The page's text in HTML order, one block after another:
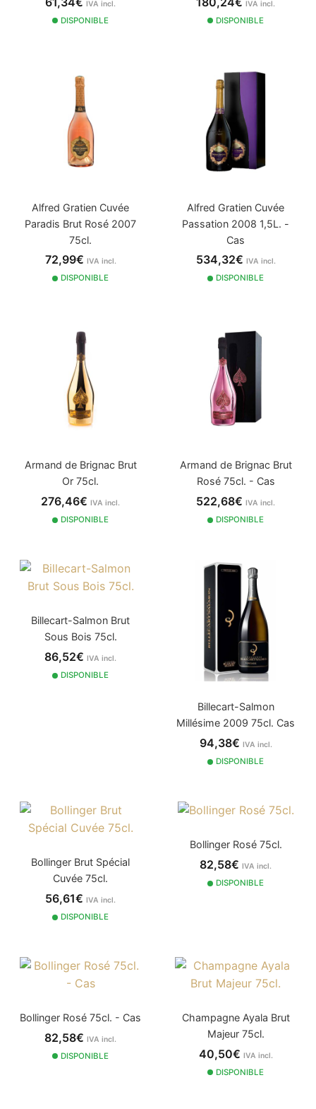
IVA incl.
DISPONIBLE
IVA incl.
DISPONIBLE
Alfred Gratien Cuvée
Paradis Brut Rosé 2007
75cl.
72,99€ IVA incl.
DISPONIBLE
Alfred Gratien Cuvée
Passation 2008 1,5L. -
Cas
534,32€ IVA incl.
DISPONIBLE
Armand de Brignac Brut
Or 75cl.
276,46€ IVA incl.
DISPONIBLE
Armand de Brignac Brut
Rosé 75cl. - Cas
522,68€ IVA incl.
DISPONIBLE
Billecart-Salmon Brut
Sous Bois 75cl.
86,52€ IVA incl.
DISPONIBLE
Billecart-Salmon
Millésime 2009 75cl. Cas
94,38€ IVA incl.
DISPONIBLE
Bollinger Brut Spécial
Cuvée 75cl.
56,61€ IVA incl.
DISPONIBLE
Bollinger Rosé 75cl.
82,58€ IVA incl.
DISPONIBLE
Bollinger Rosé 75cl. - Cas
82,58€ IVA incl.
DISPONIBLE
Champagne Ayala Brut
Majeur 75cl.
40,50€ IVA incl.
DISPONIBLE